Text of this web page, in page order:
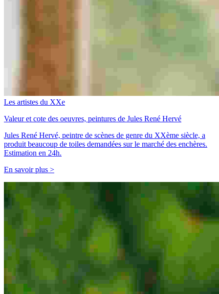
Les artistes du XXe
Valeur et cote des oeuvres, peintures de Jules René Hervé
Jules René Hervé, peintre de scènes de genre du XXème siècle, a
produit beaucoup de toiles demandées sur le marché des enchères.
Estimation en 24h.
En savoir plus >